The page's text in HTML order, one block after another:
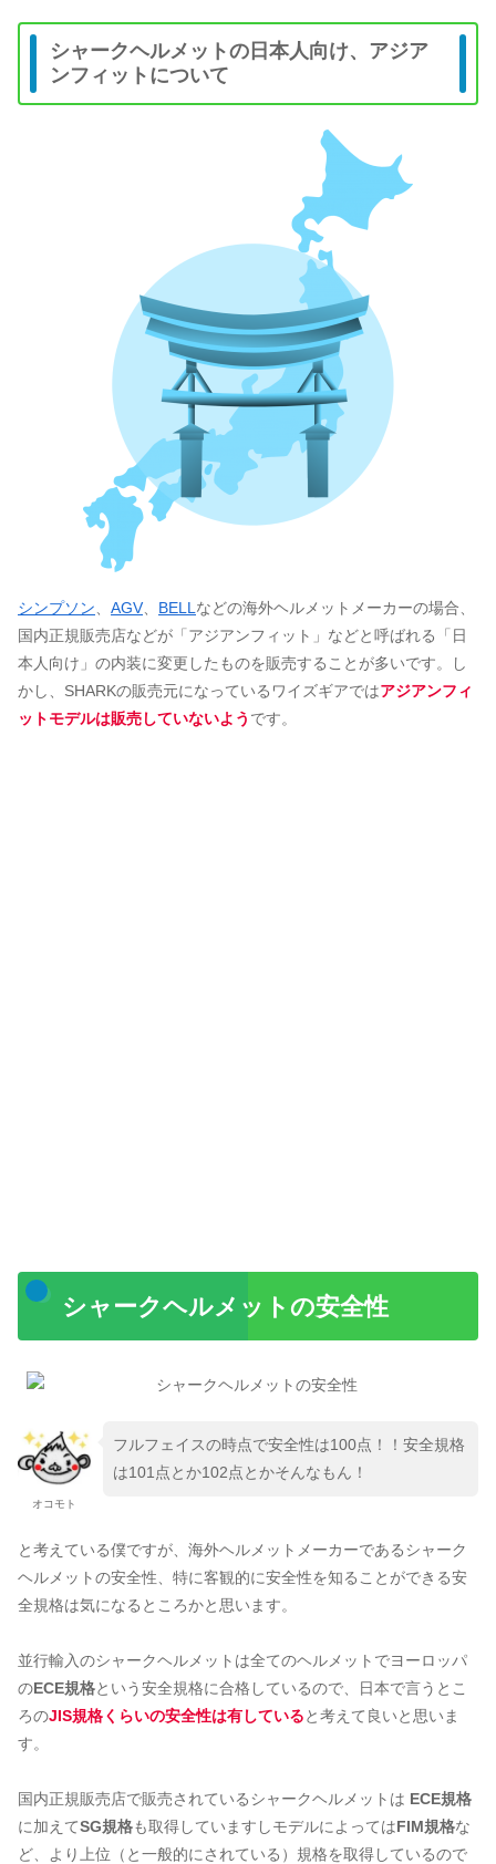
シャークヘルメットの日本人向け、アジア
ンフィットについて
シンプソン AGV BELL などの海外ヘルメットメーカーの場合、
国内正規販売店などが「アジアンフィット」などと呼ばれる「日
本人向け」の内装に変更したものを販売することが多いです。し
かし、SHARKの販売元になっているワイズギアではアジアンフィ
ットモデルは販売していないよう です。
シャークヘルメットの安全性
オコモト
フルフェイスの時点で安全性は100点！！安全規格
は101点とか102点とかそんなもん！
と考えている僕ですが、海外ヘルメットメーカーであるシャーク
ヘルメットの安全性、特に客観的に安全性を知ることができる安
全規格は気になるところかと思います。
並行輸入のシャークヘルメットは全てのヘルメットでヨーロッパ
のECE規格という安全規格に合格しているので、日本で言うとこ
ろのJIS規格くらいの安全性は有していると考えて良いと思いま
す。
国内正規販売店で販売されているシャークヘルメットは ECE規格
に加えてSG規格も取得していますしモデルによってはFIM規格な
ど、より上位（と一般的にされている）規格を取得しているので